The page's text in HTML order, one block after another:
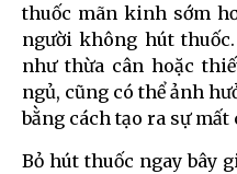
thuốc mãn kinh sớm
người không hút
như thừa cân hoặc
ngủ, cũng có thể ảnh
bằng cách tạo ra sự
Bỏ hút thuốc ngay bây